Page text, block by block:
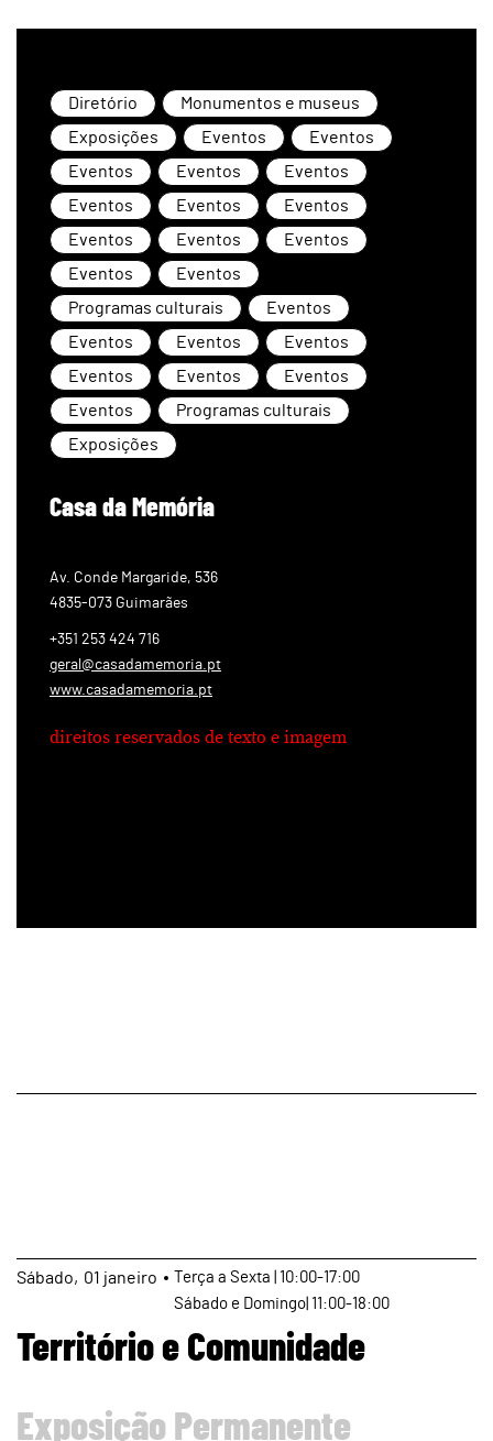
Diretório
Monumentos e museus
Exposições
Eventos
Eventos
Eventos
Eventos
Eventos
Eventos
Eventos
Eventos
Eventos
Eventos
Eventos
Eventos
Eventos
Programas culturais
Eventos
Eventos
Eventos
Eventos
Eventos
Eventos
Eventos
Eventos
Programas culturais
Exposições
Casa da Memória
Av. Conde Margaride, 536
4835-073 Guimarães
+351 253 424 716
geral@casadamemoria.pt
www.casadamemoria.pt
direitos reservados de texto e imagem
page
01 janeiro
Sábado
Terça a Sexta | 10:00-17:00
Sábado e Domingo| 11:00-18:00
Território e Comunidade
Exposição Permanente